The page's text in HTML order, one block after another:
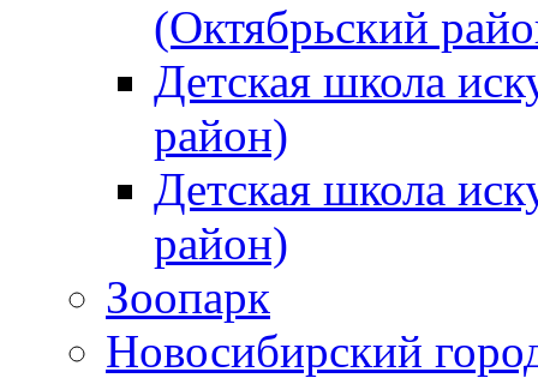
(Октябрьский
Детская школа
район)
Детская школа
район)
Зоопарк
Новосибирский